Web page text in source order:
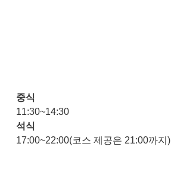
중식
11:30~14:30
석식
17:00~22:00(코스 제공은 21:00까지)